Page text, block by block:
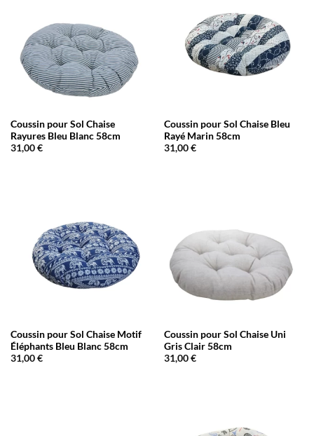
Coussin pour Sol Chaise
Rayures Bleu Blanc 58cm
31,00€
Coussin pour Sol Chaise Bleu
Rayé Marin 58cm
31,00€
Coussin pour Sol Chaise Motif
Éléphants Bleu Blanc 58cm
31,00€
Coussin pour Sol Chaise Uni
Gris Clair 58cm
31,00€